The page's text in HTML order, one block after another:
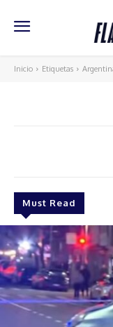
Inicio Etiquetas
Must Read